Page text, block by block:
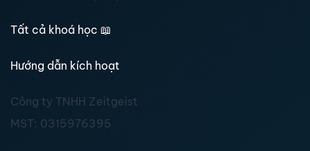
Tất cả khoá học 📖
Hướng dẫn kích hoạt
Công ty TNHH Zeitgeist
MST: 0315976395